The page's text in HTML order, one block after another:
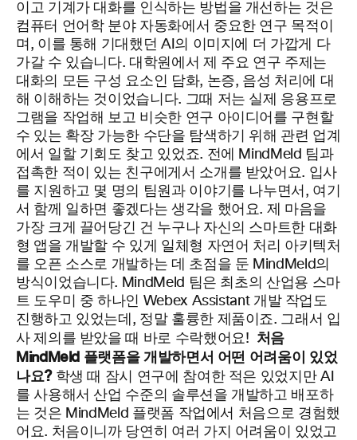
이고 기계가 대화를 인식하는 방법을 개선하는 것은
컴퓨터 언어학 분야 자동화에서 중요한 연구 목적이
며, 이를 통해 기대했던 AI의 이미지에 더 가깝게 다
가갈 수 있습니다. 대학원에서 제 주요 연구 주제는
대화의 모든 구성 요소인 담화, 논증, 음성 처리에 대
해 이해하는 것이었습니다. 그때 저는 실제 응용프로
그램을 작업해 보고 비슷한 연구 아이디어를 구현할
수 있는 확장 가능한 수단을 탐색하기 위해 관련 업계
에서 일할 기회도 찾고 있었죠. 전에 MindMeld 팀과
접촉한 적이 있는 친구에게서 소개를 받았어요. 입사
를 지원하고 몇 명의 팀원과 이야기를 나누면서, 여기
서 함께 일하면 좋겠다는 생각을 했어요. 제 마음을
가장 크게 끌어당긴 건 누구나 자신의 스마트한 대화
형 앱을 개발할 수 있게 일체형 자연어 처리 아키텍처
를 오픈 소스로 개발하는 데 초점을 둔 MindMeld의
방식이었습니다. MindMeld 팀은 최초의 산업용 스마
트 도우미 중 하나인 Webex Assistant 개발 작업도
진행하고 있었는데, 정말 훌륭한 제품이죠. 그래서 입
사 제의를 받았을 때 바로 수락했어요!
처음
MindMeld 플랫폼을 개발하면서 어떤 어려움이 있었
나요? 학생 때 잠시 연구에 참여한 적은 있었지만 AI
를 사용해서 산업 수준의 솔루션을 개발하고 배포하
는 것은 MindMeld 플랫폼 작업에서 처음으로 경험했
어요. 처음이니까 당연히 여러 가지 어려움이 있었고